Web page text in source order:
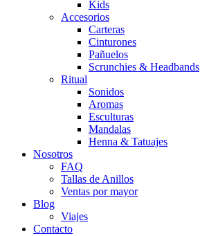
Kids
Accesorios
Carteras
Cinturones
Pañuelos
Scrunchies & Headbands
Ritual
Sonidos
Aromas
Esculturas
Mandalas
Henna & Tatuajes
Nosotros
FAQ
Tallas de Anillos
Ventas por mayor
Blog
Viajes
Contacto